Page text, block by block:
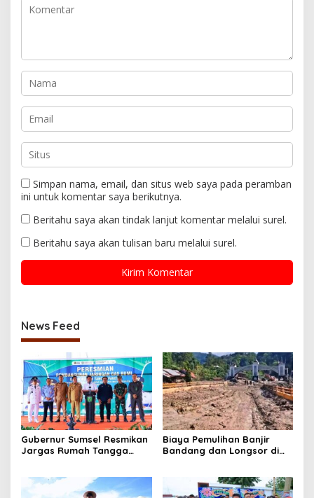
Simpan nama, email, dan situs web saya pada peramban
ini untuk komentar saya berikutnya.
Beritahu saya akan tindak lanjut komentar melalui surel.
Beritahu saya akan tulisan baru melalui surel.
News Feed
Gubernur Sumsel Resmikan
Jargas Rumah Tangga
Biaya Pemulihan Banjir
Bandang dan Longsor di
Bisa Bertambah